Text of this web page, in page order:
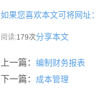
如果您喜欢本文可将网址：
阅读:179次分享本文
上一篇： 编制财务报表
下一篇： 成本管理